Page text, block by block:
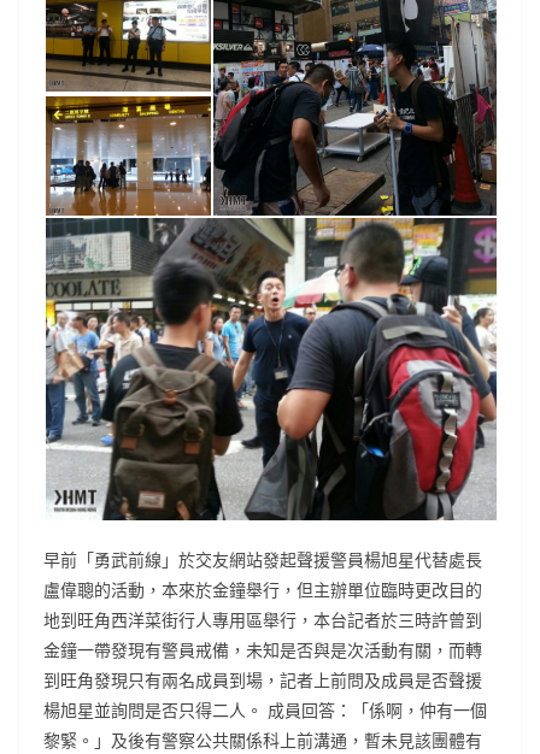
早前「勇武前線」於交友網站發起聲援警員楊旭星代替處長
盧偉聰的活動，本來於金鐘舉行，但主辦單位臨時更改目的
地到旺角西洋菜街行人專用區舉行，本台記者於三時許曾到
金鐘一帶發現有警員戒備，未知是否與是次活動有關，而轉
到旺角發現只有兩名成員到場，記者上前問及成員是否聲援
楊旭星並詢問是否只得二人。 成員回答：「係啊，仲有一個
黎緊。」及後有警察公共關係科上前溝通，暫未見該團體有